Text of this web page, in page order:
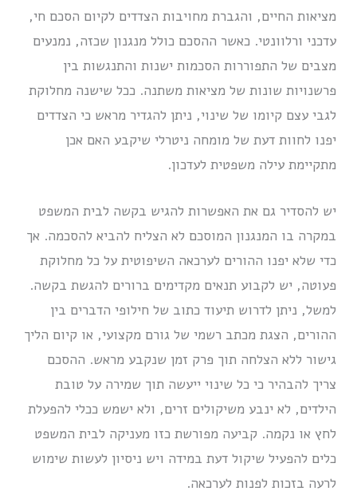
מציאות החיים, והגברת מחויבות הצדדים לקיום הסכם חי,
עדכני ורלוונטי. כאשר ההסכם כולל מנגנון שכזה, נמנעים
מצבים של התפוררות הסכמות ישנות והתנגשות בין
פרשנויות שונות של מציאות משתנה. ככל שישנה מחלוקת
לגבי עצם קיומו של שינוי, ניתן להגדיר מראש כי הצדדים
יפנו לחוות דעת של מומחה ניטרלי שיקבע האם אכן
מתקיימת עילה משפטית לעדכון.
יש להסדיר גם את האפשרות להגיש בקשה לבית המשפט
במקרה בו המנגנון המוסכם לא הצליח להביא להסכמה. אך
כדי שלא יפנו ההורים לערכאה השיפוטית על כל מחלוקת
פעוטה, יש לקבוע תנאים מקדימים ברורים להגשת בקשה.
למשל, ניתן לדרוש תיעוד כתוב של חילופי הדברים בין
ההורים, הצגת מכתב רשמי של גורם מקצועי, או קיום הליך
גישור ללא הצלחה תוך פרק זמן שנקבע מראש. ההסכם
צריך להבהיר כי כל שינוי ייעשה תוך שמירה על טובת
הילדים, לא ינבע משיקולים זרים, ולא ישמש ככלי להפעלת
לחץ או נקמה. קביעה מפורשת כזו מעניקה לבית המשפט
כלים להפעיל שיקול דעת במידה ויש ניסיון לעשות שימוש
לרעה בזכות לפנות לערכאה.